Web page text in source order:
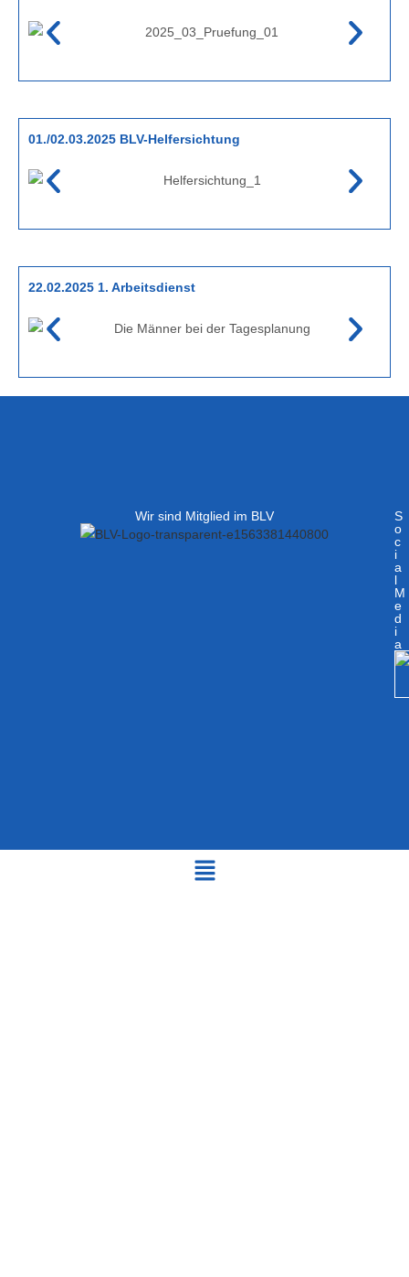
01./02.03.2025 BLV-Helfersichtung
22.02.2025 1. Arbeitsdienst
Wir sind Mitglied im BLV
S
o
c
i
a
l
M
e
d
i
a